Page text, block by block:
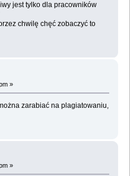
jest tylko dla pracowników
chwilę chęć zobaczyć to
»
zarabiać na plagiatowaniu,
»